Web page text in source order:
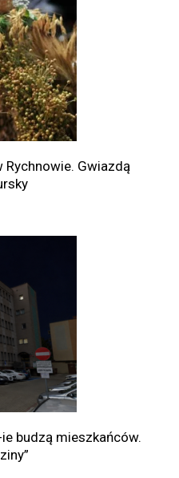
Gwiazdą
budzą mieszkańców.